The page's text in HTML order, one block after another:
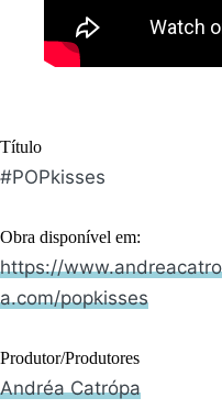
Título
#POPkisses
Obra disponível em:
https://
a.com/popkisses
Produtor/Produtores
Andréa Catrópa